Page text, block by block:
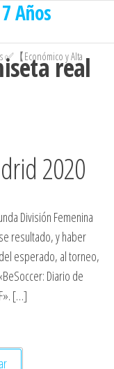
Años
✅【Económico y Alta
real
2020
División Femenina
resultado, y haber
esperado, al torneo,
Diario de
[…]